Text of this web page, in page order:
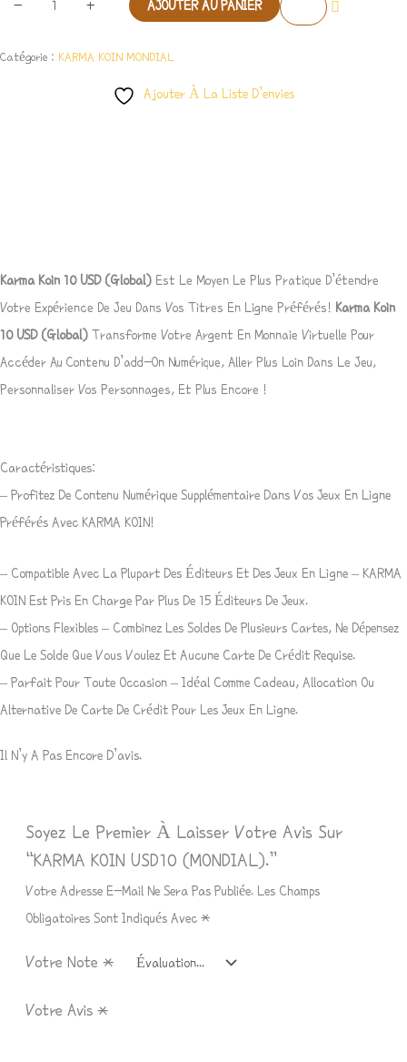
- + AJOUTER AU PANIER
Catégorie : KARMA KOIN MONDIAL
Ajouter À La Liste D’envies
Karma Koin 10 USD (Global) Est Le Moyen Le Plus Pratique D’étendre
Votre Expérience De Jeu Dans Vos Titres En Ligne Préférés! Karma Koin
10 USD(Global) Transforme Votre Argent En Monnaie Virtuelle Pour
Accéder Au Contenu D’add-On Numérique, Aller Plus Loin Dans Le Jeu,
Personnaliser Vos Personnages, Et Plus Encore !
Caractéristiques:
– Profitez De Contenu Numérique Supplémentaire Dans Vos Jeux En Ligne
Préférés Avec KARMA KOIN!
– Compatible Avec La Plupart Des Éditeurs Et Des Jeux En Ligne – KARMA
KOIN Est Pris En Charge Par Plus De 15 Éditeurs De Jeux.
– Options Flexibles – Combinez Les Soldes De Plusieurs Cartes, Ne Dépensez
Que Le Solde Que Vous Voulez Et Aucune Carte De Crédit Requise.
– Parfait Pour Toute Occasion – Idéal Comme Cadeau, Allocation Ou
Alternative De Carte De Crédit Pour Les Jeux En Ligne.
Il N’y A Pas Encore D’avis.
Soyez Le Premier À Laisser Votre Avis Sur
“KARMA KOIN USD10 (MONDIAL).”
Votre Adresse E-Mail Ne Sera Pas Publiée. Les Champs
Obligatoires Sont Indiqués Avec*
Votre Note*
Votre Avis*